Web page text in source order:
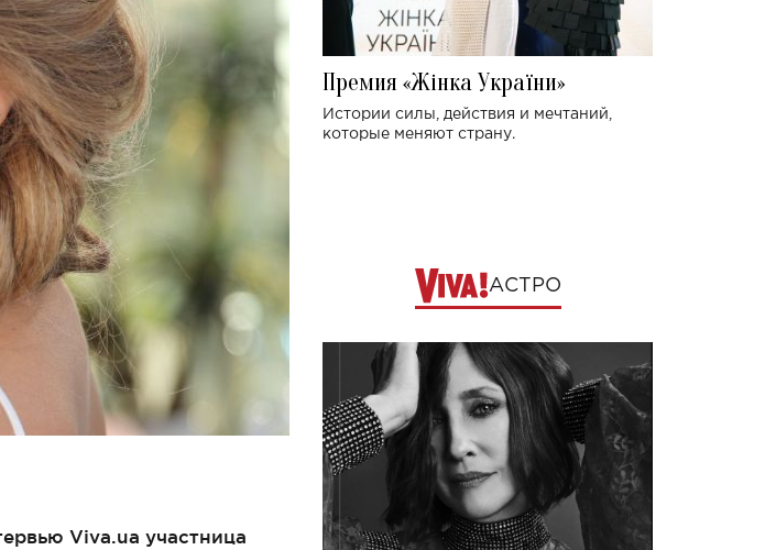
Viva.ua участница
Премия «Жінка України»
Истории силы, действия и мечтаний,
которые меняют страну.
АСТРО